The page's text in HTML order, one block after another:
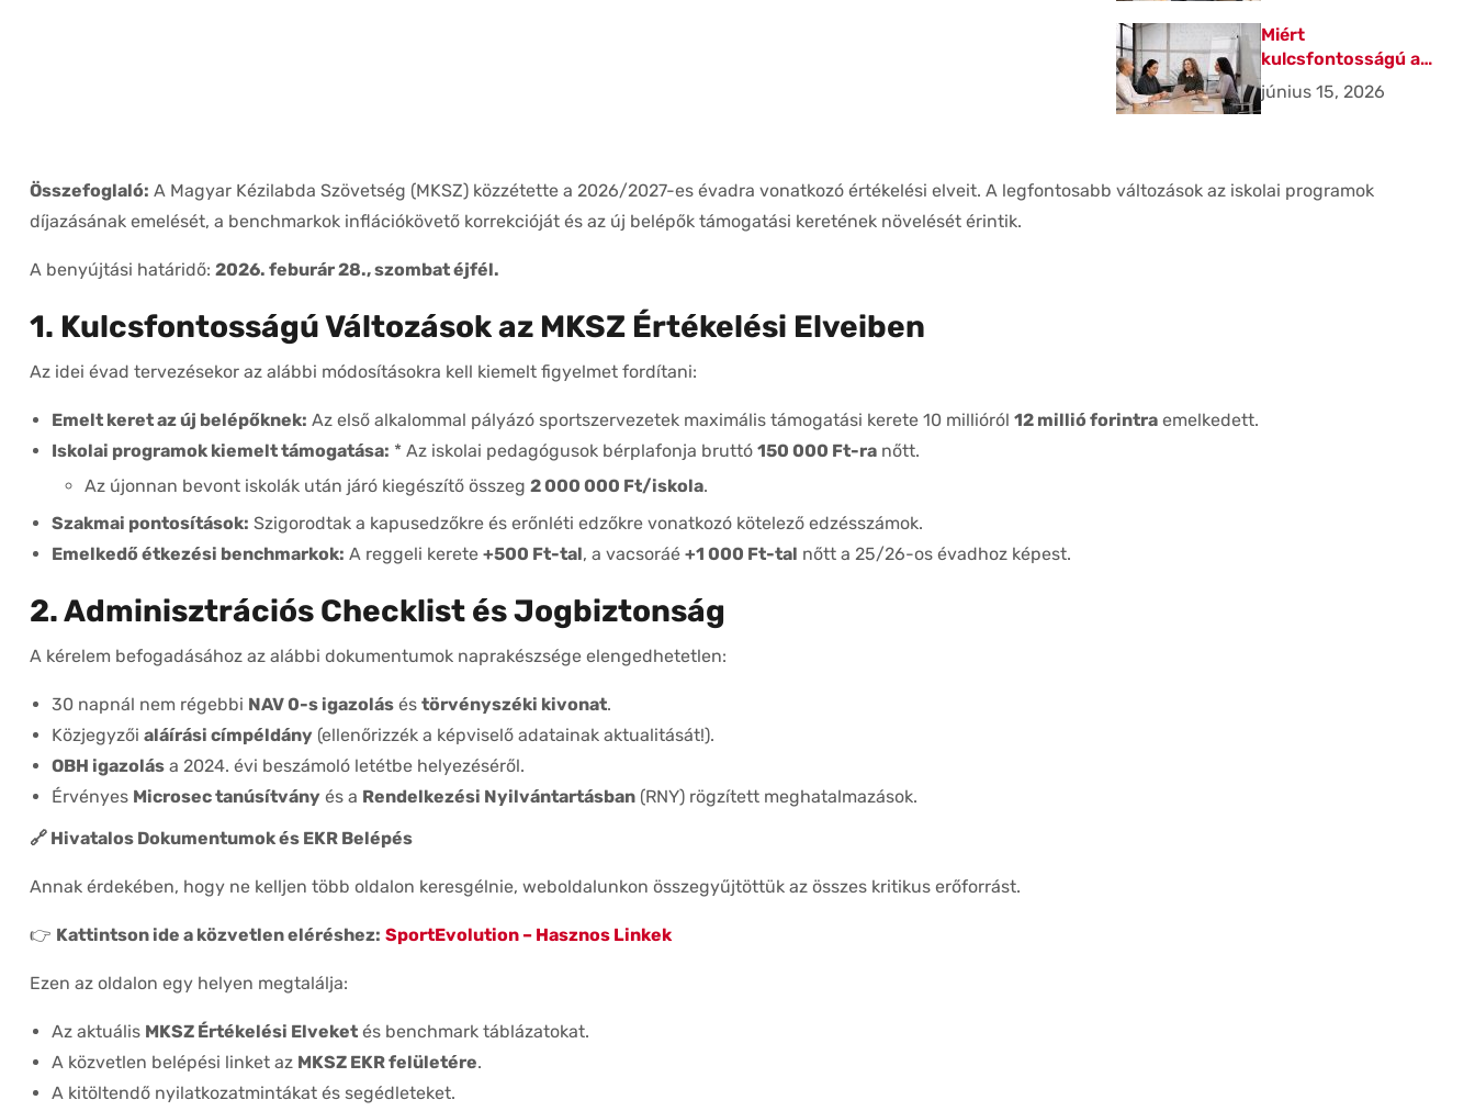
Miért
kulcsfontosságú a
projektszemlélet a
TAO beruházásoknál?
június 15, 2026
Összefoglaló: A Magyar Kézilabda Szövetség (MKSZ) közzétette a 2026/2027-es évadra vonatkozó értékelési elveit. A legfontosabb változások az iskolai programok
díjazásának emelését, a benchmarkok inflációkövető korrekcióját és az új belépők támogatási keretének növelését érintik.
A benyújtási határidő: 2026. feburár 28., szombat éjfél.
1. Kulcsfontosságú Változások az MKSZ Értékelési Elveiben
Az idei évad tervezésekor az alábbi módosításokra kell kiemelt figyelmet fordítani:
Emelt keret az új belépőknek: Az első alkalommal pályázó sportszervezetek maximális támogatási kerete 10 millióról 12 millió forintra emelkedett.
Iskolai programok kiemelt támogatása: * Az iskolai pedagógusok bérplafonja bruttó 150 000 Ft-ra nőtt.
Az újonnan bevont iskolák után járó kiegészítő összeg 2 000 000 Ft/iskola.
Szakmai pontosítások: Szigorodtak a kapusedzőkre és erőnléti edzőkre vonatkozó kötelező edzésszámok.
Emelkedő étkezési benchmarkok: A reggeli kerete +500 Ft-tal, a vacsoráé +1 000 Ft-tal nőtt a 25/26-os évadhoz képest.
2. Adminisztrációs Checklist és Jogbiztonság
A kérelem befogadásához az alábbi dokumentumok naprakészsége elengedhetetlen:
30 napnál nem régebbi NAV 0-s igazolás és törvényszéki kivonat.
Közjegyzői aláírási címpéldány (ellenőrizzék a képviselő adatainak aktualitását!).
OBH igazolás a 2024. évi beszámoló letétbe helyezéséről.
Érvényes Microsec tanúsítvány és a Rendelkezési Nyilvántartásban (RNY) rögzített meghatalmazások.
🔗 Hivatalos Dokumentumok és EKR Belépés
Annak érdekében, hogy ne kelljen több oldalon keresgélnie, weboldalunkon összegyűjtöttük az összes kritikus erőforrást.
👉 Kattintson ide a közvetlen eléréshez: SportEvolution – Hasznos Linkek
Ezen az oldalon egy helyen megtalálja:
Az aktuális MKSZ Értékelési Elveket és benchmark táblázatokat.
A közvetlen belépési linket az MKSZ EKR felületére.
A kitöltendő nyilatkozatmintákat és segédleteket.